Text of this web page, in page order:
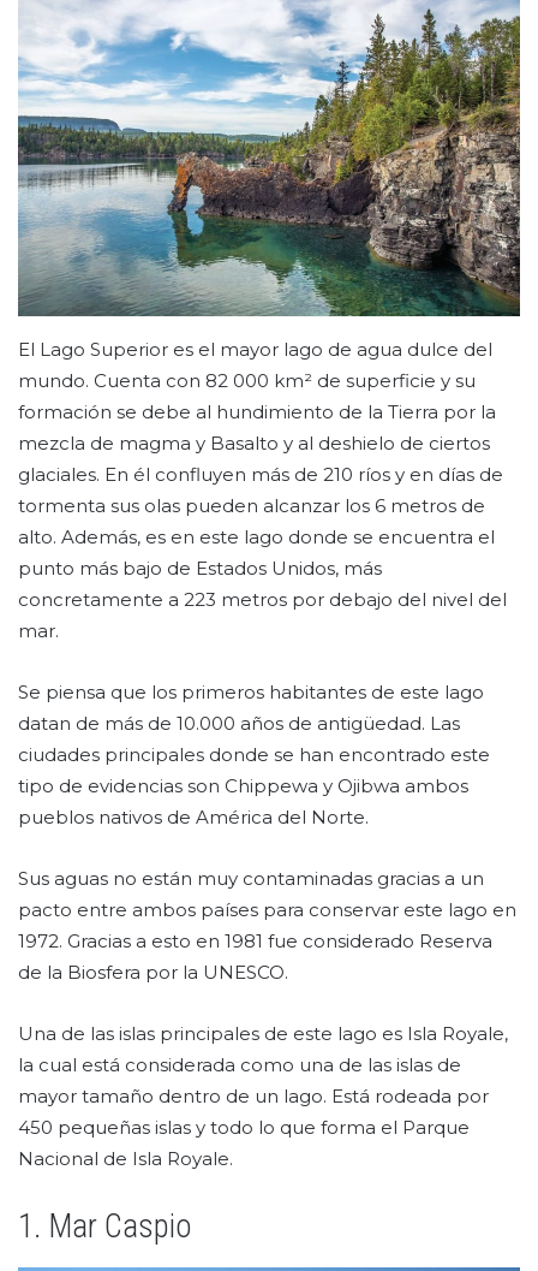
El Lago Superior es el mayor lago de agua dulce del
mundo. Cuenta con 82 000 km² de superficie y su
formación se debe al hundimiento de la Tierra por la
mezcla de magma y Basalto y al deshielo de ciertos
glaciales. En él confluyen más de 210 ríos y en días de
tormenta sus olas pueden alcanzar los 6 metros de
alto. Además, es en este lago donde se encuentra el
punto más bajo de Estados Unidos, más
concretamente a 223 metros por debajo del nivel del
mar.
Se piensa que los primeros habitantes de este lago
datan de más de 10.000 años de antigüedad. Las
ciudades principales donde se han encontrado este
tipo de evidencias son Chippewa y Ojibwa ambos
pueblos nativos de América del Norte.
Sus aguas no están muy contaminadas gracias a un
pacto entre ambos países para conservar este lago en
1972. Gracias a esto en 1981 fue considerado Reserva
de la Biosfera por la UNESCO.
Una de las islas principales de este lago es Isla Royale,
la cual está considerada como una de las islas de
mayor tamaño dentro de un lago. Está rodeada por
450 pequeñas islas y todo lo que forma el Parque
Nacional de Isla Royale.
1. Mar Caspio